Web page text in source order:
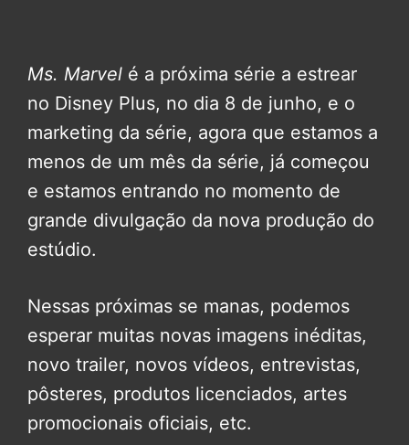
Ms. Marvel é a próxima série a estrear
no Disney Plus, no dia 8 de junho, e o
marketing da série, agora que estamos a
menos de um mês da série, já começou
e estamos entrando no momento de
grande divulgação da nova produção do
estúdio.
Nessas próximas se manas, podemos
esperar muitas novas imagens inéditas,
novo trailer, novos vídeos, entrevistas,
pôsteres, produtos licenciados, artes
promocionais oficiais, etc.